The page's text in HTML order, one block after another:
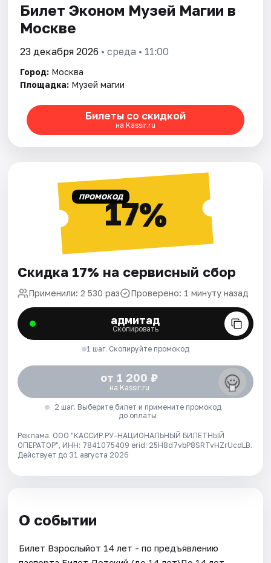
Билет Эконом Музей Магии в
Москве
23 декабря 2026 • среда • 11:00
Город: Москва
Площадка: Музей магии
Билеты со скидкой
на Kassir.ru
ПРОМОКОД17%
Скидка 17% на сервисный сбор
Применили: 2 530 раз Проверено: 1 минуту назад
адмитад
Скопировать
1 шаг. Скопируйте промокод
от 1 200 ₽
на Kassir.ru
2 шаг. Выберите билет и примените промокод
до оплаты
Реклама. ООО "КАССИР.РУ-НАЦИОНАЛЬНЫЙ БИЛЕТНЫЙ
ОПЕРАТОР", ИНН: 7841075409 erid: 25H8d7vbP8SRTvHZrUcdLB.
Действует до 31 августа 2026
О событии
Билет Взрослыйот 14 лет - по предъявлению